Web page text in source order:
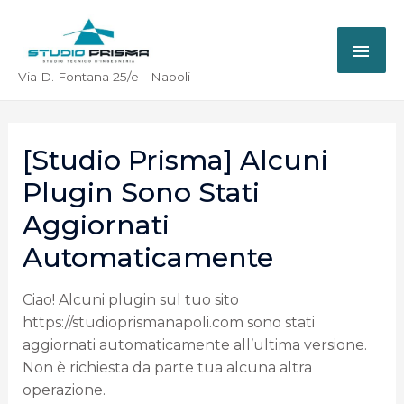
Via D. Fontana 25/e - Napoli
[Studio Prisma] Alcuni
Plugin Sono Stati
Aggiornati
Automaticamente
Ciao! Alcuni plugin sul tuo sito
https://studioprismanapoli.com sono stati
aggiornati automaticamente all’ultima versione.
Non è richiesta da parte tua alcuna altra
operazione.